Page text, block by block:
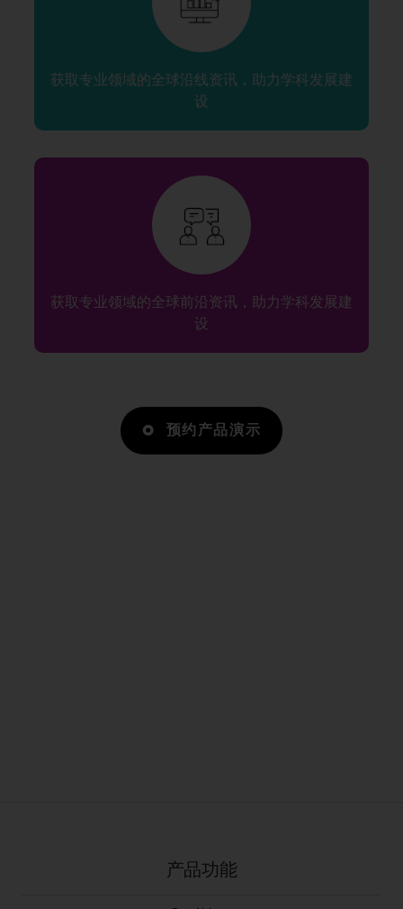
获取专业领域的全球沿线资讯，助力学科发展建
设
获取专业领域的全球前沿资讯，助力学科发展建
设
预约产品演示
产品功能